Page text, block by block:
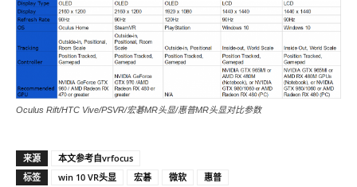
Oculus Rift/HTC Vive/PSVR/宏碁MR头显/惠普MR头显对比参数
来源
本文参考自vrfocus
标签
win 10 VR头显 宏碁 微软 惠普